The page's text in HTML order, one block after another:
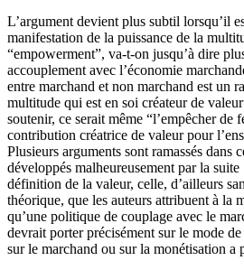
L’argument devient plus subtil lorsqu’il
manifestation de la puissance de la
“empowerment”, va-t-on jusqu’à dire
accouplement avec l’économie
entre marchand et non marchand est un
multitude qui est en soi créateur de
soutenir, ce serait même “l’empêcher de
contribution créatrice de valeur pour
Plusieurs arguments sont ramassés dans
développés malheureusement par la
définition de la valeur, celle, d’ailleurs
théorique, que les auteurs attribuent à la
qu’une politique de couplage avec le
devrait porter précisément sur le mode
sur le marchand ou sur la monétisation a